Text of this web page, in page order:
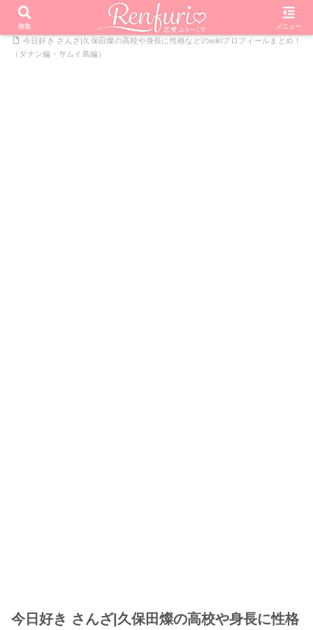
PR
ホーム 恋愛リアリティーショー
今日好きになりました
今日好き さんざ|久保田燦の高校や身長に性格などのwikiプロフィールまとめ！
（ダナン編・サムイ島編）
今日好き さんざ|久保田燦の高校や身長に性格
検索 メニュー